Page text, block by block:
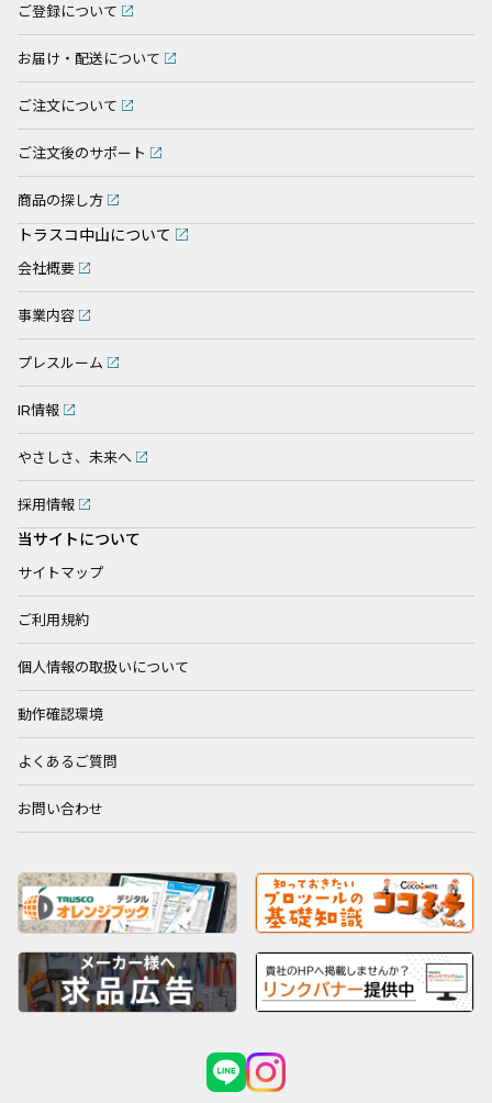
ご登録について
お届け・配送について
ご注文について
ご注文後のサポート
商品の探し方
トラスコ中山について
会社概要
事業内容
プレスルーム
IR情報
やさしさ、未来へ
採用情報
当サイトについて
サイトマップ
ご利用規約
個人情報の取扱いについて
動作確認環境
よくあるご質問
お問い合わせ